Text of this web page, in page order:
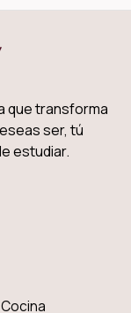
que transforma
ser, tú
estudiar.